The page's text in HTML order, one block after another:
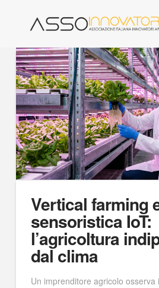
Vertical farming
sensoristica IoT:
l’agricoltura
dal clima
Un imprenditore agricolo